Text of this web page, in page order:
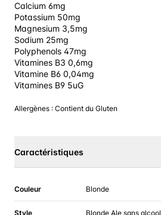
Calcium 6mg
Potassium 50mg
Magnesium 3,5mg
Sodium 25mg
Polyphenols 47mg
Vitamines B3 0,6mg
Vitamine B6 0,04mg
Vitamines B9 5uG
Allergènes : Contient du Gluten
Caractéristiques
Couleur Blonde
Style Blonde Ale sans alcool